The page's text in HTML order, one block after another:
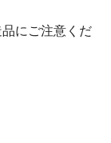
にご注意くだ